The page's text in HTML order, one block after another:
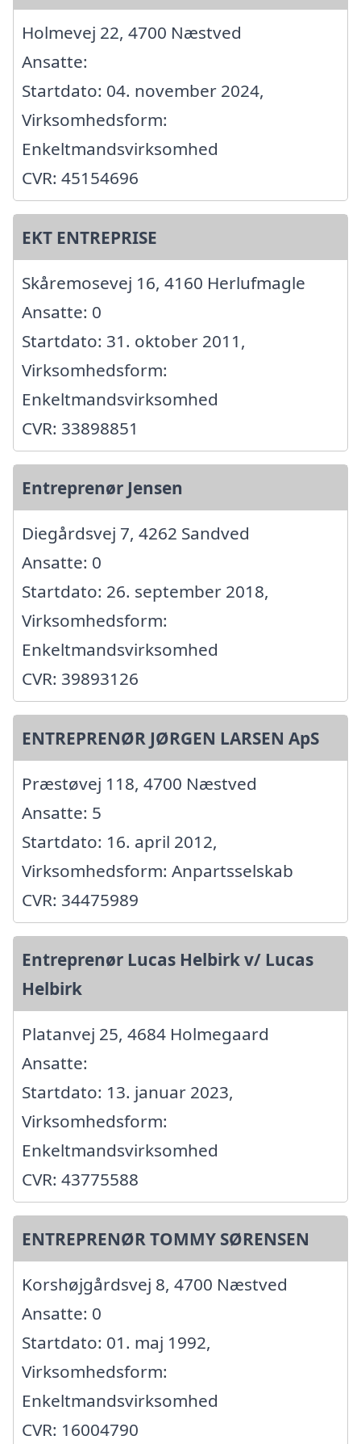
Holmevej 22, 4700 Næstved
Ansatte:
Startdato: 04. november 2024,
Virksomhedsform:
Enkeltmandsvirksomhed
CVR: 45154696
EKT ENTREPRISE
Skåremosevej 16, 4160 Herlufmagle
Ansatte: 0
Startdato: 31. oktober 2011,
Virksomhedsform:
Enkeltmandsvirksomhed
CVR: 33898851
Entreprenør Jensen
Diegårdsvej 7, 4262 Sandved
Ansatte: 0
Startdato: 26. september 2018,
Virksomhedsform:
Enkeltmandsvirksomhed
CVR: 39893126
ENTREPRENØR JØRGEN LARSEN ApS
Præstøvej 118, 4700 Næstved
Ansatte: 5
Startdato: 16. april 2012,
Virksomhedsform: Anpartsselskab
CVR: 34475989
Entreprenør Lucas Helbirk v/ Lucas
Helbirk
Platanvej 25, 4684 Holmegaard
Ansatte:
Startdato: 13. januar 2023,
Virksomhedsform:
Enkeltmandsvirksomhed
CVR: 43775588
ENTREPRENØR TOMMY SØRENSEN
Korshøjgårdsvej 8, 4700 Næstved
Ansatte: 0
Startdato: 01. maj 1992,
Virksomhedsform:
Enkeltmandsvirksomhed
CVR: 16004790